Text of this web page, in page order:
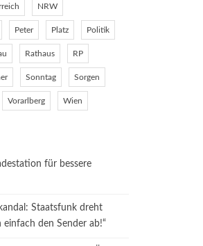
NRW
Peter Platz Politik
Rathaus RP
Sonntag Sorgen
Vorarlberg Wien
für bessere
Staatsfunk dreht
den Sender ab!“